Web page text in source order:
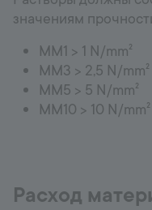
значениям
MM1 > 1 N/mm²
MM3 > 2,5 N/mm²
MM5 > 5 N/mm²
MM10 > 10 N/mm²
Расход